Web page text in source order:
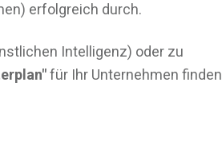
erfolgreich durch.
Intelligenz) oder zu
für Ihr Unternehmen finden